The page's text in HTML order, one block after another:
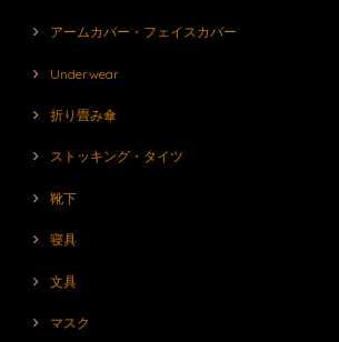
アームカバー・フェイスカバー
Underwear
折り畳み傘
ストッキング・タイツ
靴下
寝具
文具
マスク